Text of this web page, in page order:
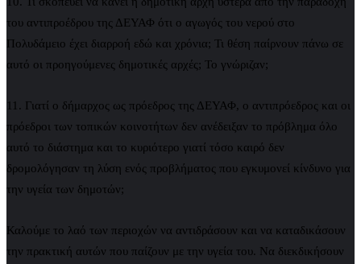
του αντιπροέδρου της ΔΕΥΑΦ ότι ο αγωγός του νερού στο
Πολυδάμειο έχει διαρροή εδώ και χρόνια; Τι θέση παίρνουν πάνω σε
αυτό οι προηγούμενες δημοτικές αρχές; Το γνώριζαν;
11. Γιατί ο δήμαρχος ως πρόεδρος της ΔΕΥΑΦ, ο αντιπρόεδρος και οι
πρόεδροι των τοπικών κοινοτήτων δεν ανέδειξαν το πρόβλημα όλο
αυτό το διάστημα και το κυριότερο γιατί τόσο καιρό δεν
δρομολόγησαν τη λύση ενός προβλήματος που εγκυμονεί κίνδυνο για
την υγεία των δημοτών;
Καλούμε το λαό των περιοχών να αντιδράσουν και να καταδικάσουν
την πρακτική αυτών που παίζουν με την υγεία του. Να διεκδικήσουν